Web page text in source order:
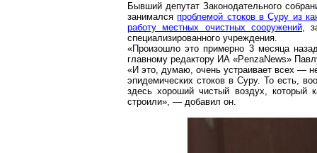
Бывший депутат Законодательного
занималсяпроблемой стоков в Суру из
работу местных очистных сооружений,
специализированного учреждения.
«Произошло это примерно 3 месяца
главному редактору ИА «PenzaNews»
«И это, думаю, очень устраивает всех —
эпидемических стоков в Суру. То есть,
здесь хороший чистый воздух, который
строили», — добавил он.